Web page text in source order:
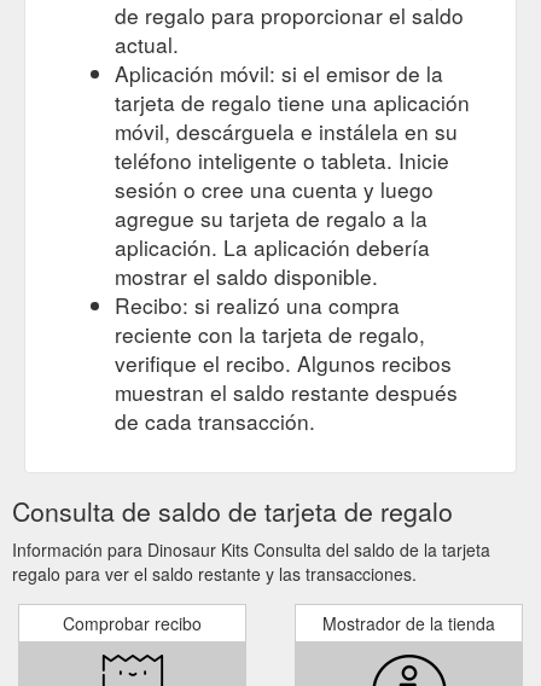
de regalo para proporcionar el saldo
actual.
Aplicación móvil: si el emisor de la
tarjeta de regalo tiene una aplicación
móvil, descárguela e instálela en su
teléfono inteligente o tableta. Inicie
sesión o cree una cuenta y luego
agregue su tarjeta de regalo a la
aplicación. La aplicación debería
mostrar el saldo disponible.
Recibo: si realizó una compra
reciente con la tarjeta de regalo,
verifique el recibo. Algunos recibos
muestran el saldo restante después
de cada transacción.
Consulta de saldo de tarjeta de regalo
Información para Dinosaur Kits Consulta del saldo de la tarjeta
regalo para ver el saldo restante y las transacciones.
Comprobar recibo Mostrador de la tienda